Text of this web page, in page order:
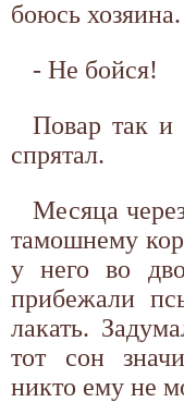
боюсь хозяина.
- Не бойся!
Повар так и
спрятал.
Месяца
тамошнему
у него во
прибежали
лакать.
тот сон
никто ему не